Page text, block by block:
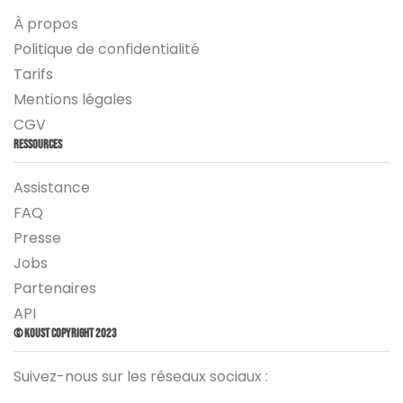
À propos
Politique de confidentialité
Tarifs
Mentions légales
CGV
Ressources
Assistance
FAQ
Presse
Jobs
Partenaires
API
© Koust Copyright 2023
Suivez-nous sur les réseaux sociaux :